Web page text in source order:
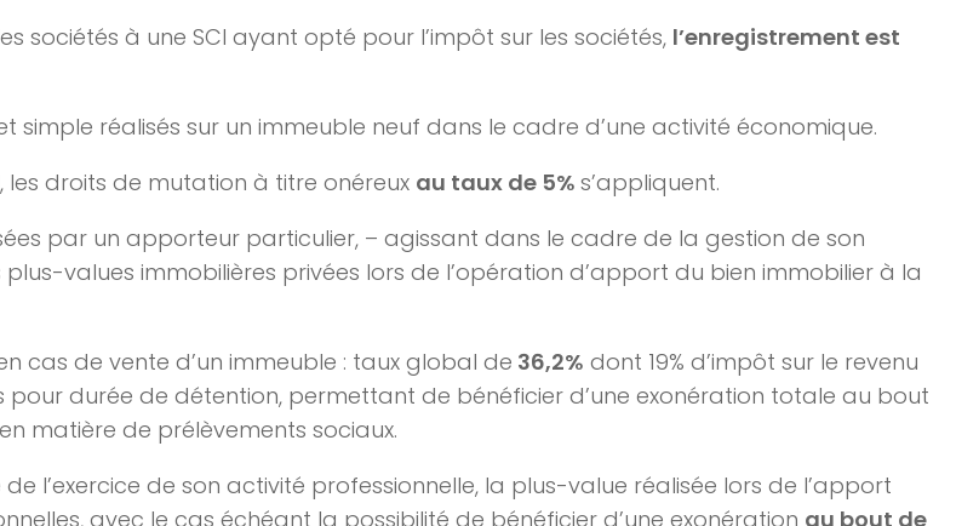
sociétés à une SCI ayant opté pour l’impôt sur les sociétés, l’enregistrement est
réalisés sur un immeuble neuf dans le cadre d’une activité économique.
les droits de mutation à titre onéreux au taux de 5% s’appliquent.
par un apporteur particulier, – agissant dans le cadre de la gestion de son
values immobilières privées lors de l’opération d’apport du bien immobilier à la
cas de vente d’un immeuble : taux global de 36,2% dont 19% d’impôt sur le revenu
pour durée de détention, permettant de bénéficier d’une exonération totale au bout
matière de prélèvements sociaux.
l’exercice de son activité professionnelle, la plus-value réalisée lors de l’apport
avec le cas échéant la possibilité de bénéficier d’une exonération au bout de